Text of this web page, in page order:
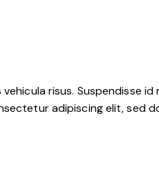
risus.
adipiscing elit,